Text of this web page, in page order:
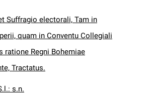
Suffragio electorali, Tam in
quam in Conventu Collegiali
ratione Regni Bohemiae
Tractatus.
s.n.